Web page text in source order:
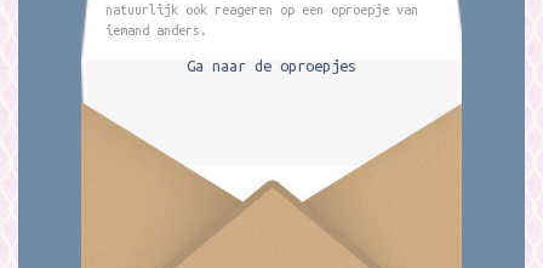
natuurlijk ook reageren op een oproepje van
iemand anders.
Ga naar de oproepjes